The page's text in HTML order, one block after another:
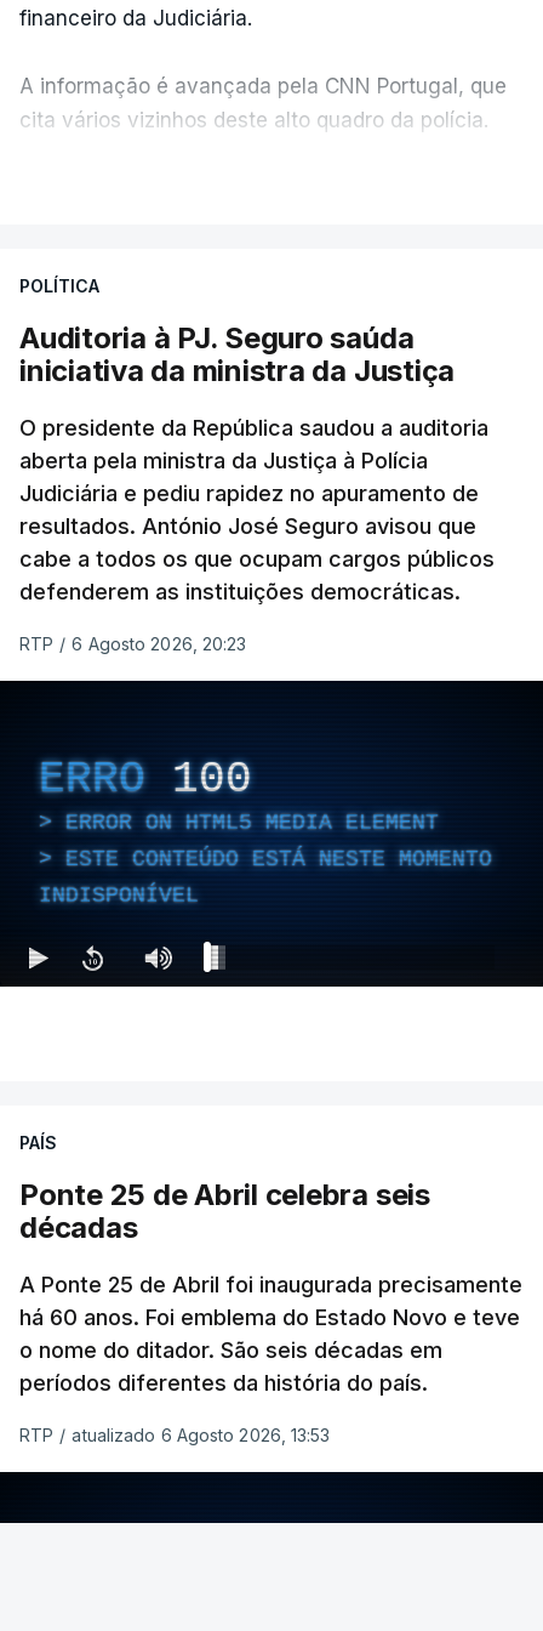
financeiro da Judiciária.
A informação é avançada pela CNN Portugal, que
cita vários vizinhos deste alto quadro da polícia.
apreendido numa operação de droga.
POLÍTICA
Auditoria à PJ. Seguro saúda
iniciativa da ministra da Justiça
O presidente da República saudou a auditoria
aberta pela ministra da Justiça à Polícia
Judiciária e pediu rapidez no apuramento de
resultados. António José Seguro avisou que
cabe a todos os que ocupam cargos públicos
defenderem as instituições democráticas.
RTP / 6 Agosto 2026, 20:23
ERRO 100
ERROR ON HTML5 MEDIA ELEMENT
ESTE CONTEÚDO ESTÁ NESTE MOMENTO
INDISPONÍVEL
PAÍS
Ponte 25 de Abril celebra seis
décadas
A Ponte 25 de Abril foi inaugurada precisamente
há 60 anos. Foi emblema do Estado Novo e teve
o nome do ditador. São seis décadas em
períodos diferentes da história do país.
RTP / atualizado 6 Agosto 2026, 13:53